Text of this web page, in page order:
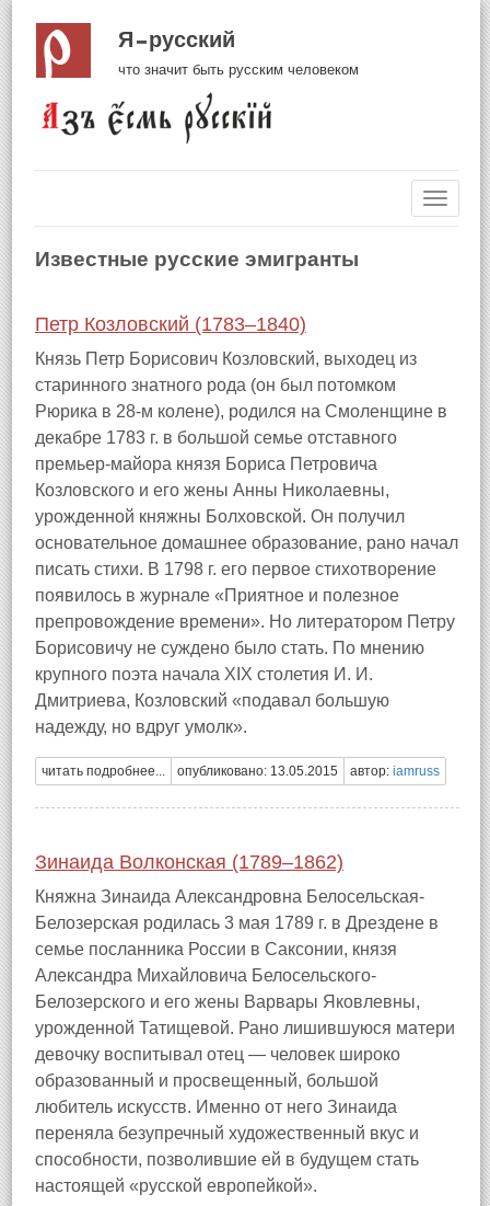
Я русский
что значит быть русским человеком
Известные русские эмигранты
Петр Козловский (1783–1840)
Князь Петр Борисович Козловский, выходец из
старинного знатного рода (он был потомком
Рюрика в 28-м колене), родился на Смоленщине в
декабре 1783 г. в большой семье отставного
премьер-майора князя Бориса Петровича
Козловского и его жены Анны Николаевны,
урожденной княжны Болховской. Он получил
основательное домашнее образование, рано начал
писать стихи. В 1798 г. его первое стихотворение
появилось в журнале «Приятное и полезное
препровождение времени». Но литератором Петру
Борисовичу не суждено было стать. По мнению
крупного поэта начала XIX столетия И. И.
Дмитриева, Козловский «подавал большую
надежду, но вдруг умолк».
читать подробнее... опубликовано: 13.05.2015 автор: iamruss
Зинаида Волконская (1789–1862)
Княжна Зинаида Александровна Белосельская-
Белозерская родилась 3 мая 1789 г. в Дрездене в
семье посланника России в Саксонии, князя
Александра Михайловича Белосельского-
Белозерского и его жены Варвары Яковлевны,
урожденной Татищевой. Рано лишившуюся матери
девочку воспитывал отец — человек широко
образованный и просвещенный, большой
любитель искусств. Именно от него Зинаида
переняла безупречный художественный вкус и
способности, позволившие ей в будущем стать
настоящей «русской европейкой».